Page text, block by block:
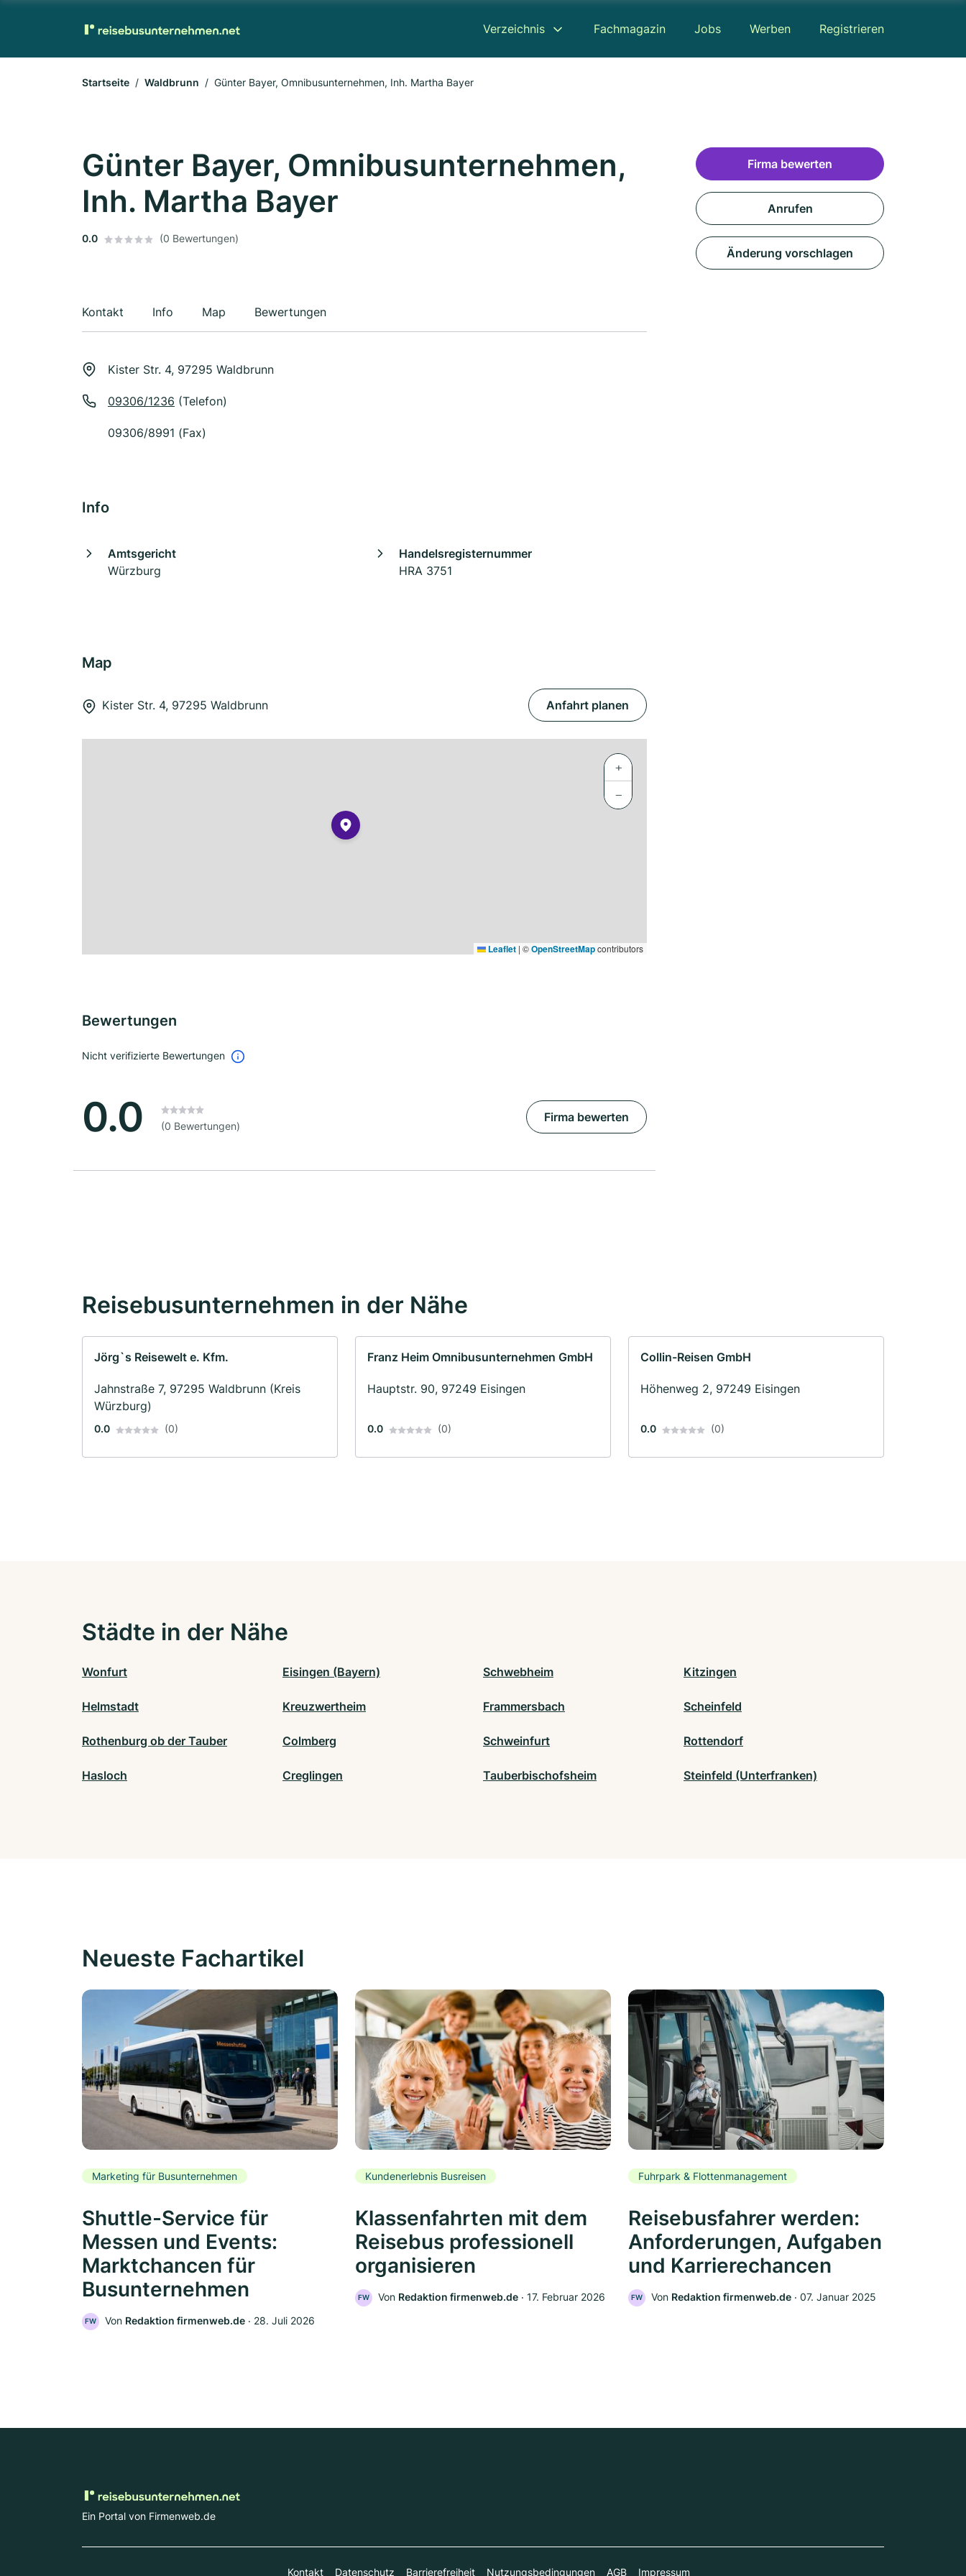
Verzeichnis Fachmagazin Jobs Werben Registrieren
Startseite Waldbrunn Günter Bayer, Omnibusunternehmen, Inh. Martha Bayer
Günter Bayer, Omnibusunternehmen,
Inh. Martha Bayer
0.0 (0 Bewertungen)
Kontakt Info Map Bewertungen
Kister Str. 4, 97295 Waldbrunn
09306/1236 (Telefon)
09306/8991 (Fax)
Info
Amtsgericht
Würzburg
Handelsregisternummer
HRA 3751
Map
Kister Str. 4, 97295 Waldbrunn Anfahrt planen
+
−
Leaflet | ©OpenStreetMapcontributors
Bewertungen
Nicht verifizierte Bewertungen
0.0 (0 Bewertungen)
Firma bewerten
Firma bewerten
Anrufen
Änderung vorschlagen
Reisebusunternehmen in der Nähe
Jörg`s Reisewelt e. Kfm.
Jahnstraße 7, 97295 Waldbrunn (Kreis
Würzburg)
0.0 (0)
Franz Heim Omnibusunternehmen GmbH
Hauptstr. 90, 97249 Eisingen
0.0 (0)
Collin-Reisen GmbH
Höhenweg 2, 97249 Eisingen
0.0 (0)
Städte in der Nähe
Wonfurt Eisingen (Bayern) Schwebheim Kitzingen
Helmstadt Kreuzwertheim Frammersbach Scheinfeld
Rothenburg ob der Tauber Colmberg Schweinfurt Rottendorf
Hasloch Creglingen Tauberbischofsheim Steinfeld (Unterfranken)
Neueste Fachartikel
Marketing für Busunternehmen
Shuttle-Service für
Messen und Events:
Marktchancen für
Busunternehmen
FW Von Redaktion firmenweb.de ‧ 28. Juli 2026
Kundenerlebnis Busreisen
Klassenfahrten mit dem
Reisebus professionell
organisieren
FW Von Redaktion firmenweb.de ‧ 17. Februar 2026
Fuhrpark & Flottenmanagement
Reisebusfahrer werden:
Anforderungen, Aufgaben
und Karrierechancen
FW Von Redaktion firmenweb.de ‧ 07. Januar 2025
Ein Portal von Firmenweb.de
Kontakt Datenschutz Barrierefreiheit Nutzungsbedingungen AGB Impressum